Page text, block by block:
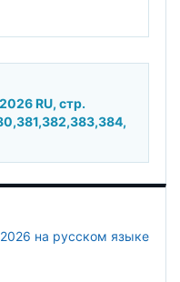
RU, стр.
на русском языке